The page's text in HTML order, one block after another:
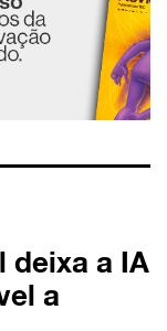
deixa a IA
a